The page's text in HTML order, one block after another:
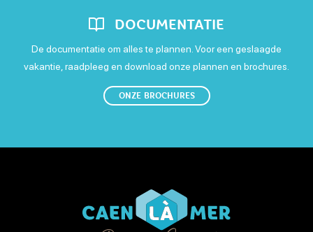
Open van 9 uur naar 19 uur
Vrijdag
Zaterdag
Open van 9 uur naar 19 uur
€
DOCUMENTATIE
De documentatie om alles te plannen. Voor een geslaagde
vakantie, raadpleeg en download onze plannen en brochures.
ONZE BROCHURES